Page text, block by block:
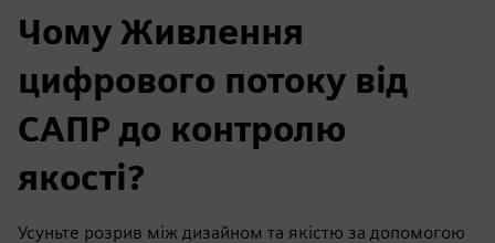
Чому Живлення
цифрового потоку від
САПР до контролю
якості?
Усуньте розрив між дизайном та якістю за допомогою